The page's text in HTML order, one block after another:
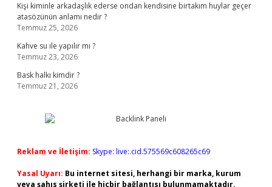
Kişi kiminle arkadaşlık ederse ondan kendisine birtakım huylar geçer
atasözünün anlamı nedir ?
Temmuz 25, 2026
Kahve su ile yapılır mı ?
Temmuz 23, 2026
Bask halkı kimdir ?
Temmuz 21, 2026
Reklam ve İletişim: Skype: live:.cid.575569c608265c69
Yasal Uyarı: Bu internet sitesi, herhangi bir marka, kurum
veya şahıs şirketi ile hiçbir bağlantısı bulunmamaktadır.